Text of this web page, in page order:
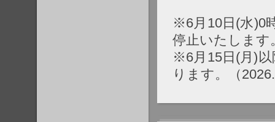
※6月10日(水)0
停止いたします
※6月15日(月)
ります。（